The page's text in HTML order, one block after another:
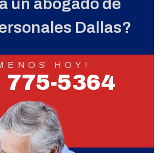
un abogado de
Dallas?
HOY!
775-5364